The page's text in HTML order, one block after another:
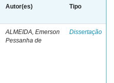
Autor(es) Tipo
ALMEIDA, Emerson
Pessanha de
Dissertação